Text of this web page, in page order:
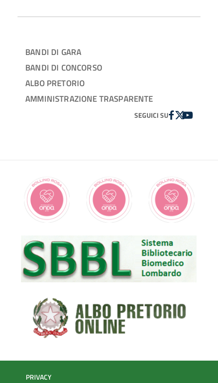
BANDI DI GARA
BANDI DI CONCORSO
ALBO PRETORIO
AMMINISTRAZIONE TRASPARENTE
SEGUICI SUFACEBOOK
TWITTER
YOUTUBE
PRIVACY